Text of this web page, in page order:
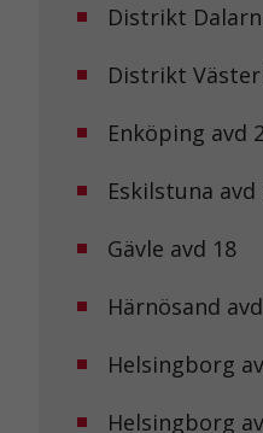
Distrikt
Distrikt
Enköping avd
Eskilstuna avd
Gävle avd 18
Härnösand
Helsingborg
Helsingborg